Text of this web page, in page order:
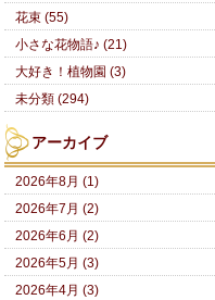
花束 (55)
小さな花物語♪ (21)
大好き！植物園 (3)
未分類 (294)
アーカイブ
2026年8月 (1)
2026年7月 (2)
2026年6月 (2)
2026年5月 (3)
2026年4月 (3)